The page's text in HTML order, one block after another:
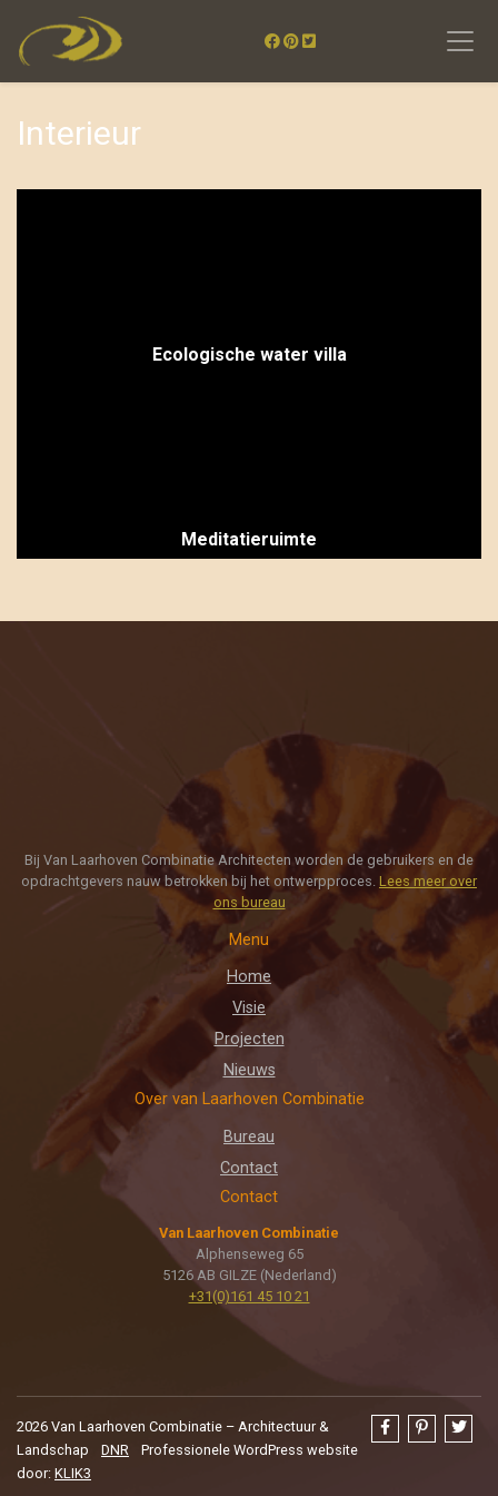
Interieur
Ecologische water villa
Meditatieruimte
Bij Van Laarhoven Combinatie Architecten worden de gebruikers en de
opdrachtgevers nauw betrokken bij het ontwerpproces. Lees meer over
ons bureau
Menu
Home
Visie
Projecten
Nieuws
Over van Laarhoven Combinatie
Bureau
Contact
Contact
Van Laarhoven Combinatie
Alphenseweg 65
5126 AB GILZE (Nederland)
+31(0)161 45 10 21
2026 Van Laarhoven Combinatie – Architectuur &
Landschap
DNR
Professionele WordPress website
door: KLIK3